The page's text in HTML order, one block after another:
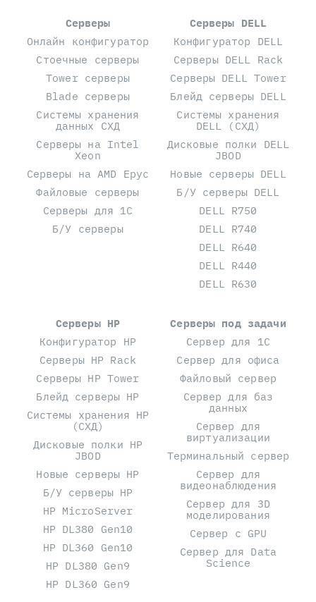
Серверы
Онлайн конфигуратор
Стоечные серверы
Tower серверы
Blade серверы
Системы хранения
данных СХД
Серверы на Intel
Xeon
Серверы на AMD Epyc
Файловые серверы
Серверы для 1С
Б/У серверы
Серверы DELL
Конфигуратор DELL
Серверы DELL Rack
Серверы DELL Tower
Блейд серверы DELL
Системы хранения
DELL (СХД)
Дисковые полки DELL
JBOD
Новые серверы DELL
Б/У серверы DELL
DELL R750
DELL R740
DELL R640
DELL R440
DELL R630
Серверы HP
Конфигуратор HP
Серверы HP Rack
Серверы HP Tower
Блейд серверы HP
Системы хранения HP
(СХД)
Дисковые полки HP
JBOD
Новые серверы HP
Б/У серверы HP
HP MicroServer
HP DL380 Gen10
HP DL360 Gen10
HP DL380 Gen9
HP DL360 Gen9
Серверы под задачи
Сервер для 1С
Сервер для офиса
Файловый сервер
Сервер для баз
данных
Сервер для
виртуализации
Терминальный сервер
Сервер для
видеонаблюдения
Сервер для 3D
моделирования
Сервер с GPU
Сервер для Data
Science